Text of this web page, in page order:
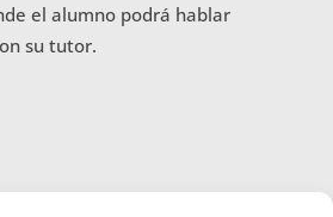
el alumno podrá hablar
su tutor.